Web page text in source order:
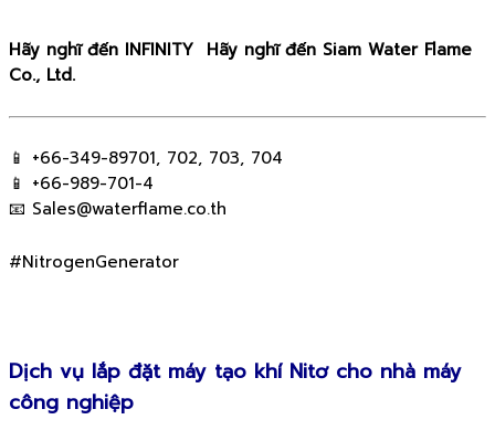
Hãy nghĩ đến INFINITY Hãy nghĩ đến Siam Water Flame
Co., Ltd.
📱 +66-349-89701, 702, 703, 704
📱 +66-989-701-4
📧 Sales@waterflame.co.th
#NitrogenGenerator
Dịch vụ lắp đặt máy tạo khí Nitơ cho nhà máy
công nghiệp